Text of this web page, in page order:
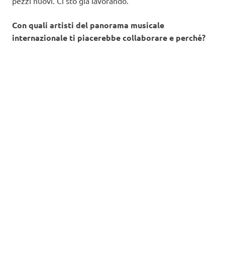
Con quali artisti del panorama musicale
internazionale ti piacerebbe collaborare e perché?